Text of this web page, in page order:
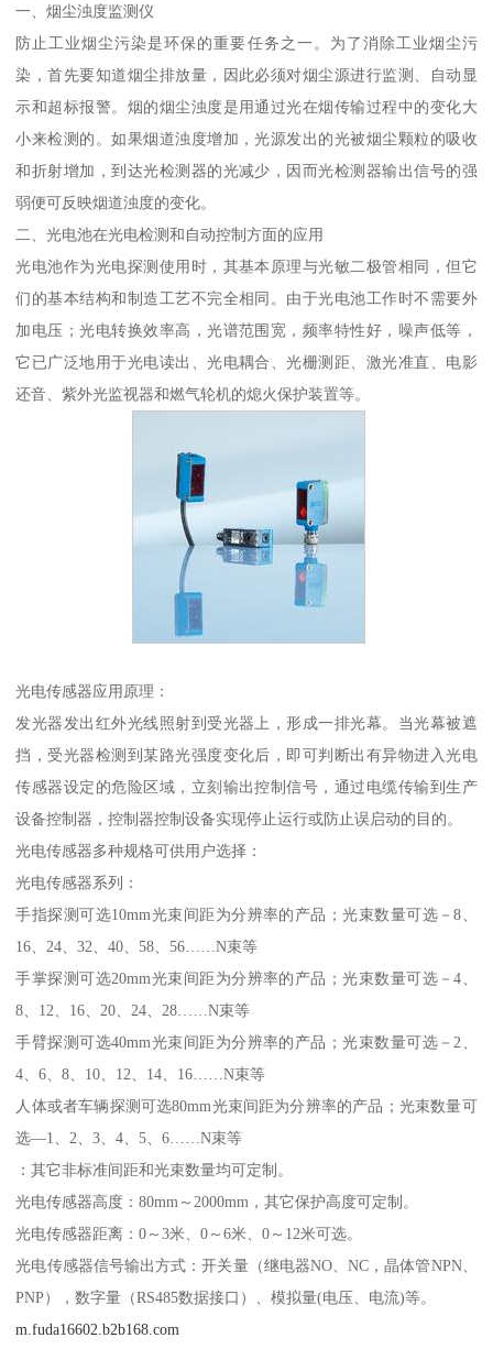
一、烟尘浊度监测仪
防止工业烟尘污染是环保的重要任务之一。为了消除工业烟尘污
染，首先要知道烟尘排放量，因此必须对烟尘源进行监测、自动显
示和超标报警。烟的烟尘浊度是用通过光在烟传输过程中的变化大
小来检测的。如果烟道浊度增加，光源发出的光被烟尘颗粒的吸收
和折射增加，到达光检测器的光减少，因而光检测器输出信号的强
弱便可反映烟道浊度的变化。
二、光电池在光电检测和自动控制方面的应用
光电池作为光电探测使用时，其基本原理与光敏二极管相同，但它
们的基本结构和制造工艺不完全相同。由于光电池工作时不需要外
加电压；光电转换效率高，光谱范围宽，频率特性好，噪声低等，
它已广泛地用于光电读出、光电耦合、光栅测距、激光准直、电影
还音、紫外光监视器和燃气轮机的熄火保护装置等。
光电传感器应用原理：
发光器发出红外光线照射到受光器上，形成一排光幕。当光幕被遮
挡，受光器检测到某路光强度变化后，即可判断出有异物进入光电
传感器设定的危险区域，立刻输出控制信号，通过电缆传输到生产
设备控制器，控制器控制设备实现停止运行或防止误启动的目的。
光电传感器多种规格可供用户选择：
光电传感器系列：
手指探测可选10mm光束间距为分辨率的产品；光束数量可选－8、
16、24、32、40、58、56……N束等
手掌探测可选20mm光束间距为分辨率的产品；光束数量可选－4、
8、12、16、20、24、28……N束等
手臂探测可选40mm光束间距为分辨率的产品；光束数量可选－2、
4、6、8、10、12、14、16……N束等
人体或者车辆探测可选80mm光束间距为分辨率的产品；光束数量可
选—1、2、3、4、5、6……N束等
：其它非标准间距和光束数量均可定制。
光电传感器高度：80mm～2000mm，其它保护高度可定制。
光电传感器距离：0～3米、0～6米、0～12米可选。
光电传感器信号输出方式：开关量（继电器NO、NC，晶体管NPN、
PNP），数字量（RS485数据接口）、模拟量(电压、电流)等。
m.fuda16602.b2b168.com